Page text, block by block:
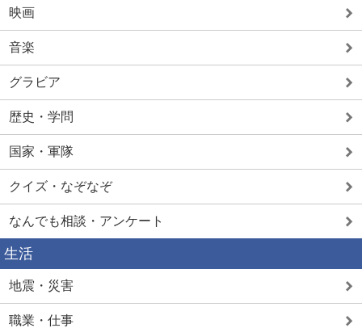
映画
音楽
グラビア
歴史・学問
国家・軍隊
クイズ・なぞなぞ
なんでも相談・アンケート
生活
地震・災害
職業・仕事